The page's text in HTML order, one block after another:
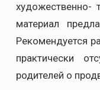
художественно-
материал
Рекомендуется
практически
родителей о